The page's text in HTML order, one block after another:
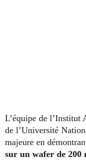
L’équipe de l’Institut
de l’Université
majeure en
sur un wafer de 200